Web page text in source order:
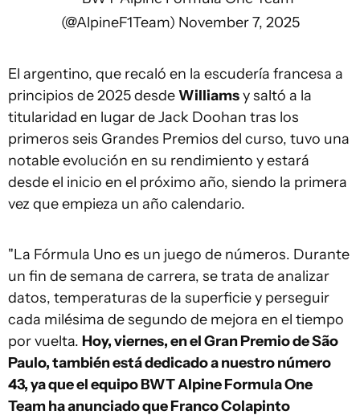
(@AlpineF1Team) November 7, 2025
El argentino, que recaló en la escudería francesa a
principios de 2025 desdeWilliamsy saltó a la
titularidad en lugar de Jack Doohan tras los
primeros seis Grandes Premios del curso, tuvo una
notable evolución en su rendimiento y estará
desde el inicio en el próximo año, siendo la primera
vez que empieza un año calendario.
"La Fórmula Uno es un juego de números. Durante
un fin de semana de carrera, se trata de analizar
datos, temperaturas de la superficie y perseguir
cada milésima de segundo de mejora en el tiempo
por vuelta. Hoy, viernes, en el Gran Premio de São
Paulo, también está dedicado a nuestro número
43, ya que el equipo BWT Alpine Formula One
Team ha anunciado que Franco Colapinto